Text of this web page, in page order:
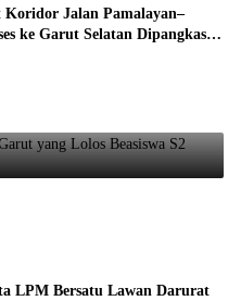
Jalan Pamalayan–
ke Garut Selatan Dipangkas
Garut yang Lolos Beasiswa
LPM Bersatu Lawan Darurat